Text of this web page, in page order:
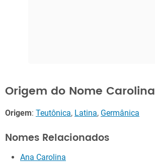
Origem do Nome Carolina
Origem: Teutônica, Latina, Germânica
Nomes Relacionados
Ana Carolina